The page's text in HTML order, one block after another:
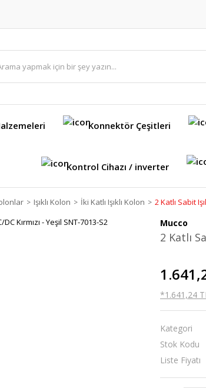
Konnektör Çeşitleri
Kontrol Cihazı / inverter
Işıklı Kolon İki Katlı Işıklı Kolon 2 Katlı Sabit
Mucco
2 Katlı
*1.641,24
Kategori
Stok Kodu
Liste Fiyatı